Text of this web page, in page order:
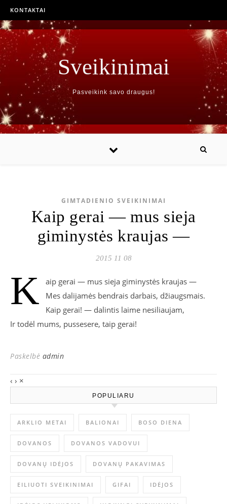
KONTAKTAI
Sveikinimai
Pasveikink savo draugus!
GIMTADIENIO SVEIKINIMAI
Kaip gerai — mus sieja
giminystės kraujas —
2015 11 08
K
aip gerai — mus sieja giminystės kraujas —
Mes dalijamės bendrais darbais, džiaugsmais.
Kaip gerai! — dalintis laime nesiliaujam,
Ir todėl mums, pussesere, taip gerai!
Paskelbė admin
‹ › ×
POPULIARU
ARKLIO METAI BALIONAI BOSO DIENA
DOVANOS DOVANOS VADOVUI
DOVANŲ IDĖJOS DOVANŲ PAKAVIMAS
EILIUOTI SVEIKINIMAI GIFAI IDĖJOS